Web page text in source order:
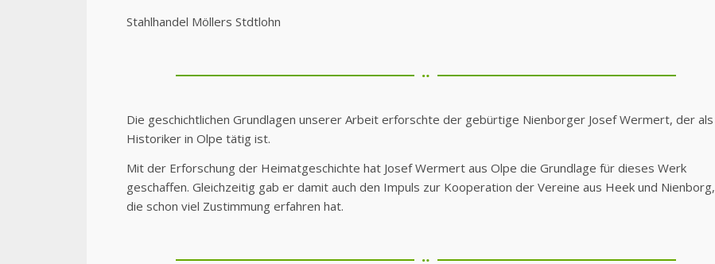
Stahlhandel Möllers Stdtlohn
Die geschichtlichen Grundlagen unserer Arbeit erforschte der gebürtige Nienborger Josef Wermert, der als
Historiker in Olpe tätig ist.
Mit der Erforschung der Heimatgeschichte hat Josef Wermert aus Olpe die Grundlage für dieses Werk
geschaffen. Gleichzeitig gab er damit auch den Impuls zur Kooperation der Vereine aus Heek und Nienborg,
die schon viel Zustimmung erfahren hat.